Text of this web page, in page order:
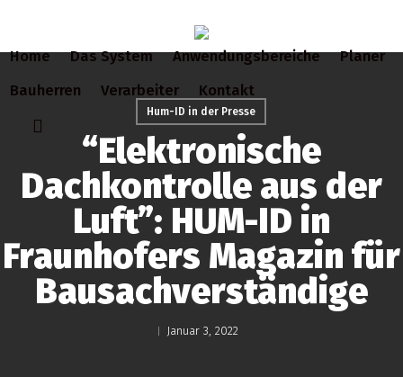
main
content
Home Das System Anwendungsbereiche
Planer
Bauherren
Verarbeiter Kontakt
Hum-ID in der Presse
“Elektronische
Dachkontrolle aus der
Luft”: HUM-ID in
Fraunhofers Magazin für
Bausachverständige
Januar 3, 2022